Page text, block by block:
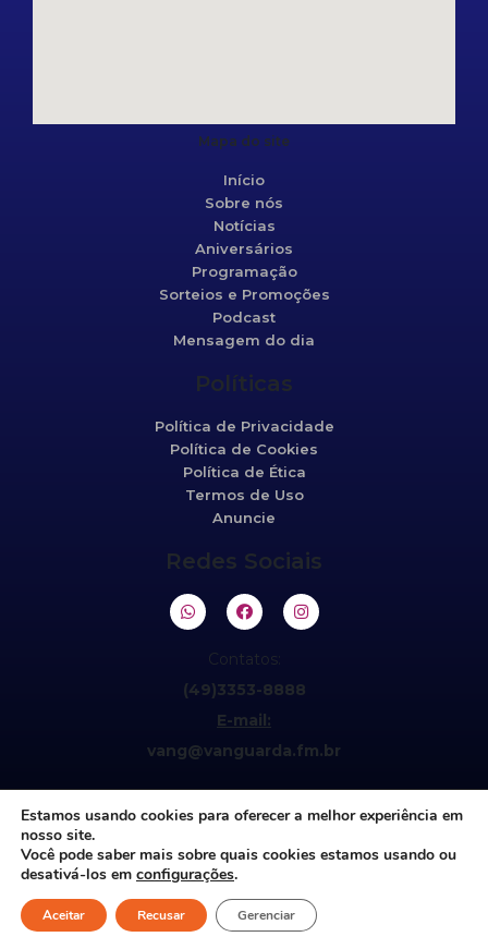
Mapa do site
Início
Sobre nós
Notícias
Aniversários
Programação
Sorteios e Promoções
Podcast
Mensagem do dia
Políticas
Política de Privacidade
Política de Cookies
Política de Ética
Termos de Uso
Anuncie
Redes Sociais
Contatos:
(49)3353-8888
E-mail:
vang@vanguarda.fm.br
©2021 Vanguarda 95,5fm. Todos os direitos reservados.
Estamos usando cookies para oferecer a melhor experiência em
nosso site.
Você pode saber mais sobre quais cookies estamos usando ou
desativá-los em configurações.
Aceitar Recusar Gerenciar